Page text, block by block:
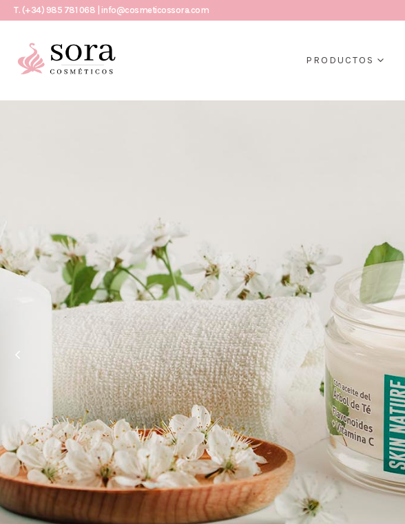
T. (+34) 985 781 068 | info@cosmeticossora.com
PRODUCTOS